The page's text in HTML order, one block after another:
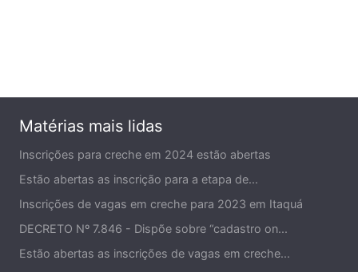
Matérias mais lidas
Inscrições para creche em 2024 estão abertas
Estão abertas as inscrição para a etapa de...
Inscrições de vagas em creche para 2023 em Itaquá
DECRETO Nº 7.846 - Dispõe sobre “cadastro on...
Estão abertas as inscrições de vagas em creche...